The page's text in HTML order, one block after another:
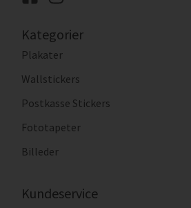
Kategorier
Plakater
Wallstickers
Postkasse Stickers
Fototapeter
Billeder
Kundeservice